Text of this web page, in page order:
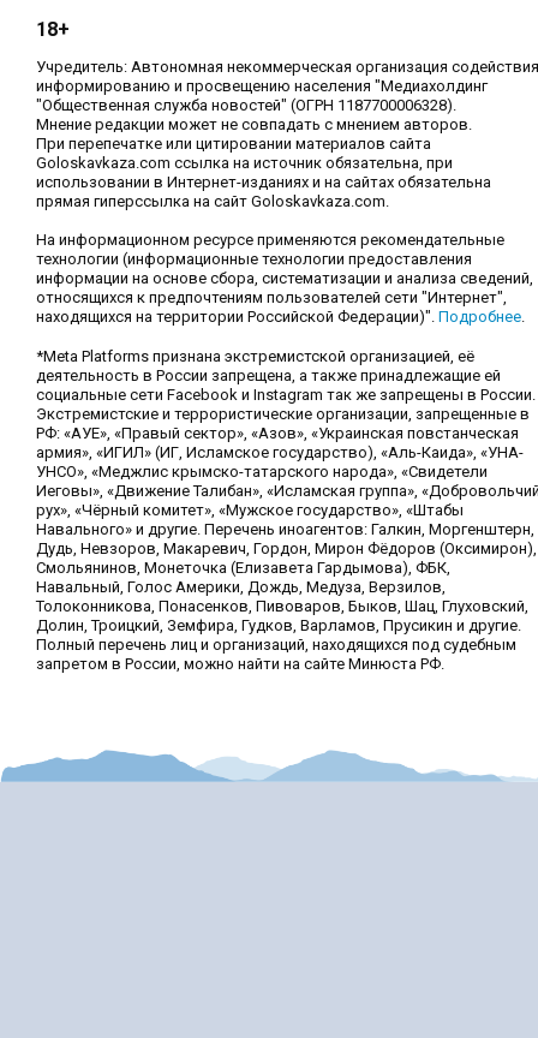
18+
Учредитель: Автономная некоммерческая организация содействия
информированию и просвещению населения "Медиахолдинг
"Общественная служба новостей" (ОГРН 1187700006328).
Мнение редакции может не совпадать с мнением авторов.
При перепечатке или цитировании материалов сайта
Goloskavkaza.com ссылка на источник обязательна, при
использовании в Интернет-изданиях и на сайтах обязательна
прямая гиперссылка на сайт Goloskavkaza.com.
На информационном ресурсе применяются рекомендательные
технологии (информационные технологии предоставления
информации на основе сбора, систематизации и анализа сведений,
относящихся к предпочтениям пользователей сети "Интернет",
находящихся на территории Российской Федерации)". Подробнее
*Meta Platforms признана экстремистской организацией, её
деятельность в России запрещена, а также принадлежащие ей
социальные сети Facebook и Instagram так же запрещены в России.
Экстремистские и террористические организации, запрещенные в
РФ: «АУЕ», «Правый сектор», «Азов», «Украинская повстанческая
армия», «ИГИЛ» (ИГ, Исламское государство), «Аль-Каида», «УНА-
УНСО», «Меджлис крымско-татарского народа», «Свидетели
Иеговы», «Движение Талибан», «Исламская группа»,
рух», «Чёрный комитет», «Мужское государство», «Штабы
Навального» и другие. Перечень иноагентов: Галкин, Моргенштерн,
Дудь, Невзоров, Макаревич, Гордон, Мирон Фёдоров (Оксимирон),
Смольянинов, Монеточка (Елизавета Гардымова), ФБК,
Навальный, Голос Америки, Дождь, Медуза, Верзилов,
Толоконникова, Понасенков, Пивоваров, Быков, Шац, Глуховский,
Долин, Троицкий, Земфира, Гудков, Варламов, Прусикин и другие.
Полный перечень лиц и организаций, находящихся под судебным
запретом в России, можно найти на сайте Минюста РФ.